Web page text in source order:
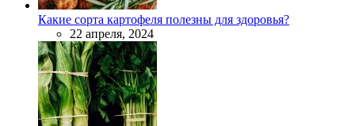
Какие сорта картофеля полезны для здоровья?
22 апреля, 2024